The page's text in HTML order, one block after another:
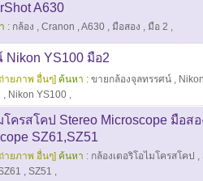
A630
: กล้อง , Cranon ,A630 , มือสอง , มือ 2 ,
Nikon YS100 มือ2
ายภาพ อื่นๆ] ค้นหา : ขายกล้องจุลทรรศน์ ,
, Nikon YS100 ,
โครสโคป Stereo Microscope มือส
SZ61,SZ51
ายภาพ อื่นๆ] ค้นหา : กล้องเตอริโอไมโครสโคป ,
, SZ51 ,